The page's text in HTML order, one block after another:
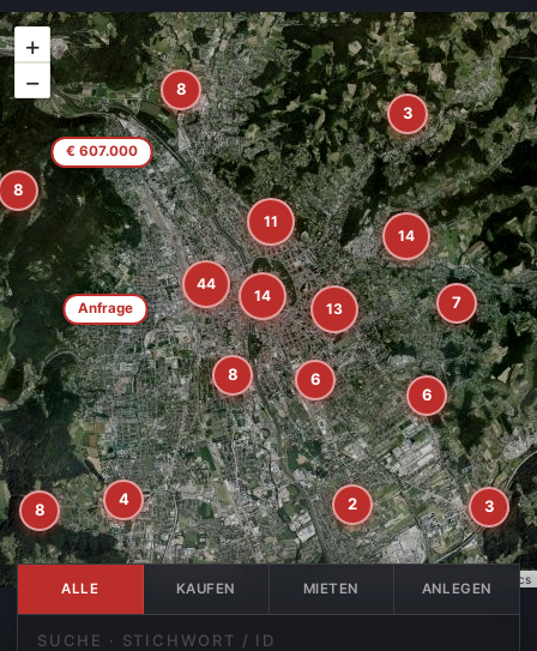
8
8
3
2
6
3
14
6
13 7
4
8
€ 607.000
Anfrage
11
8
14
44
+
−
© Esri, Maxar, Earthstar Geographics
ALLE KAUFEN MIETEN ANLEGEN
SUCHE · STICHWORT / ID